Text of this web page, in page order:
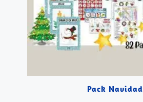
Pack Navidad